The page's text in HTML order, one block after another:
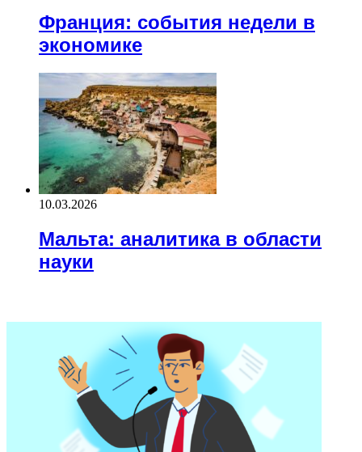
Франция: события недели в
экономике
10.03.2026
Мальта: аналитика в области
науки